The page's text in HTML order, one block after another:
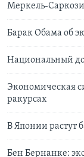
Меркель-Саркози
Барак Обама об
Национальный
Экономическая
ракурсах
В Японии растут
Бен Бернанке: